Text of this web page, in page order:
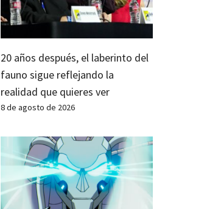
20 años después, el laberinto del
fauno sigue reflejando la
realidad que quieres ver
8 de agosto de 2026